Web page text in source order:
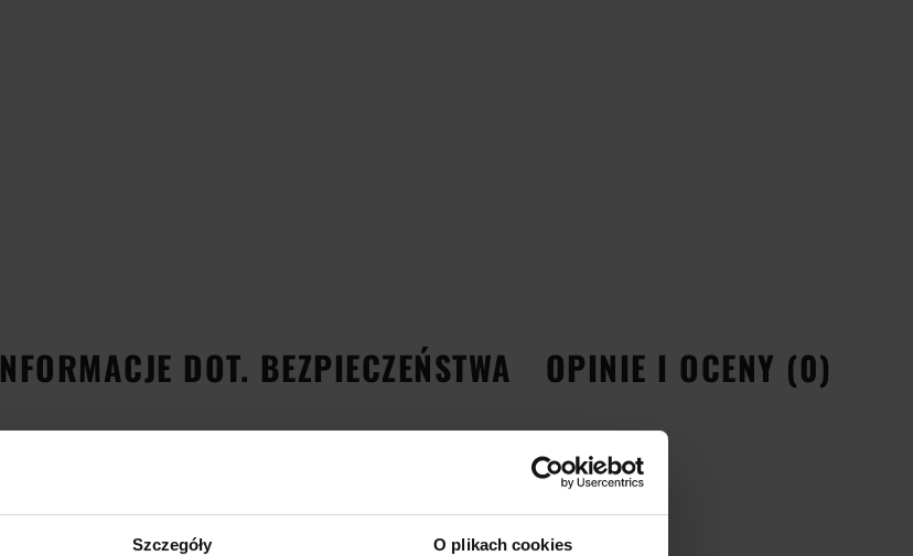
Szczegóły O plikach cookies
DOT. BEZPIECZEŃSTWA OPINIE I OCENY (0)